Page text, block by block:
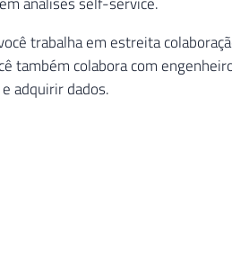
trabalha em estreita
também colabora com
adquirir dados.